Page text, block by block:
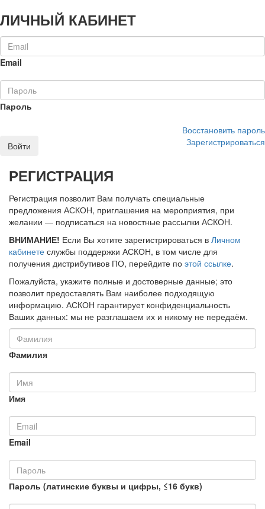
ЛИЧНЫЙ КАБИНЕТ
Email
Пароль
Восстановить пароль
Войти
Зарегистрироваться
РЕГИСТРАЦИЯ
Регистрация позволит Вам получать специальные
предложения АСКОН, приглашения на мероприятия, при
желании — подписаться на новостные рассылки АСКОН.
ВНИМАНИЕ! Если Вы хотите зарегистрироваться в Личном
кабинете службы поддержки АСКОН, в том числе для
получения дистрибутивов ПО, перейдите по этой ссылке.
Пожалуйста, укажите полные и достоверные данные; это
позволит предоставлять Вам наиболее подходящую
информацию. АСКОН гарантирует конфиденциальность
Ваших данных: мы не разглашаем их и никому не передаём.
Фамилия
Имя
Email
Пароль (латинские буквы и цифры, ≤16 букв)